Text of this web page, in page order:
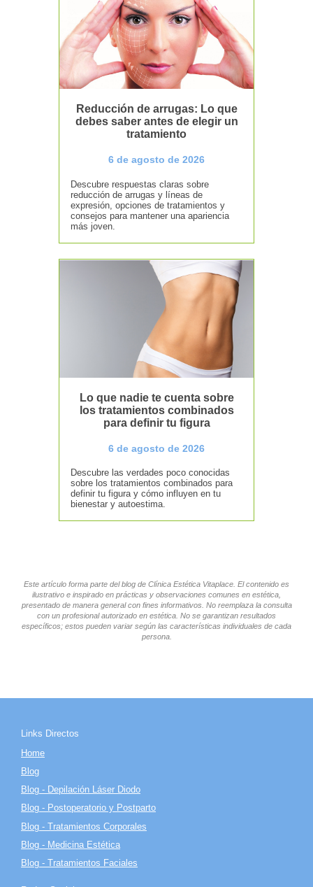
Reducción de arrugas: Lo que
debes saber antes de elegir un
tratamiento
6 de agosto de 2026
Descubre respuestas claras sobre
reducción de arrugas y líneas de
expresión, opciones de tratamientos y
consejos para mantener una apariencia
más joven.
Lo que nadie te cuenta sobre
los tratamientos combinados
para definir tu figura
6 de agosto de 2026
Descubre las verdades poco conocidas
sobre los tratamientos combinados para
definir tu figura y cómo influyen en tu
bienestar y autoestima.
Este artículo forma parte del blog de Clínica Estética Vitaplace. El contenido es
ilustrativo e inspirado en prácticas y observaciones comunes en estética,
presentado de manera general con fines informativos. No reemplaza la consulta
con un profesional autorizado en estética. No se garantizan resultados
específicos; estos pueden variar según las características individuales de cada
persona.
Links Directos
Home
Blog
Blog - Depilación Láser Diodo
Blog - Postoperatorio y Postparto
Blog - Tratamientos Corporales
Blog - Medicina Estética
Blog - Tratamientos Faciales